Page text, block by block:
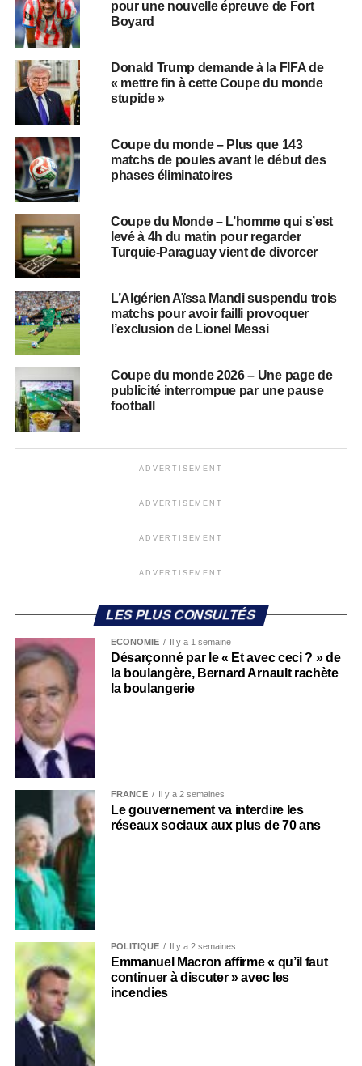
pour une nouvelle épreuve de Fort
Boyard
Donald Trump demande à la FIFA de
« mettre fin à cette Coupe du monde
stupide »
Coupe du monde – Plus que 143
matchs de poules avant le début des
phases éliminatoires
Coupe du Monde – L’homme qui s’est
levé à 4h du matin pour regarder
Turquie-Paraguay vient de divorcer
L’Algérien Aïssa Mandi suspendu trois
matchs pour avoir failli provoquer
l’exclusion de Lionel Messi
Coupe du monde 2026 – Une page de
publicité interrompue par une pause
football
ADVERTISEMENT
ADVERTISEMENT
ADVERTISEMENT
ADVERTISEMENT
LES PLUS CONSULTÉS
ECONOMIE Il y a 1 semaine
Désarçonné par le « Et avec ceci ? » de
la boulangère, Bernard Arnault rachète
la boulangerie
FRANCE Il y a 2 semaines
Le gouvernement va interdire les
réseaux sociaux aux plus de 70 ans
POLITIQUE Il y a 2 semaines
Emmanuel Macron affirme « qu’il faut
continuer à discuter » avec les
incendies